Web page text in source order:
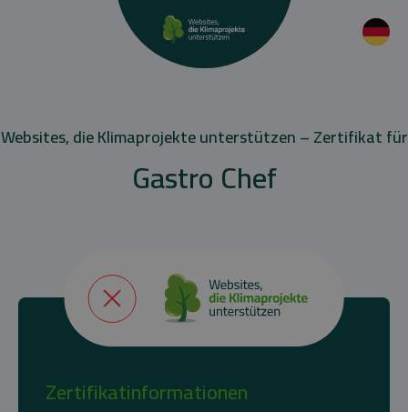
Websites, die Klimaprojekte unterstützen – Zertifikat für
Gastro Chef
Zertifikatinformationen